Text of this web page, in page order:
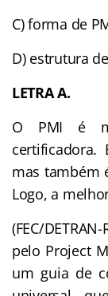
C) forma de
D) estrutura
LETRA A.
O PMI é
certificadora.
mas também
Logo, a
(FEC/
pelo Project
um guia de